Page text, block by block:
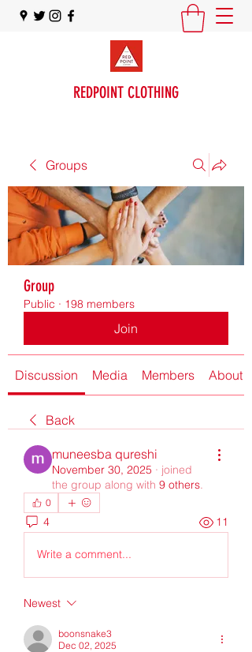
REDPOINT CLOTHING
Groups
Group
Public · 198 members
Join
Discussion Media Members About
Back
muneesba qureshi
November 30, 2025 · joined
the group along with 9 others.
0
4 11
Write a comment...
Newest
boonsnake3
Dec 02, 2025